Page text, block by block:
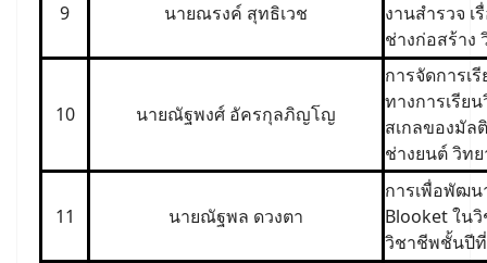
9 นายณรงค์ สุทธิเวช
งานสำรวจ
ช่างก่อสร้าง
10 นายณัฐพงศ์ อัครกุลภิญโญ
การจัดการเ
ทางการเรีย
สเกลของมัล
ช่างยนต์ วิท
11 นายณัฐพล ดวงตา
การเพื่อพัฒน
Blooket ใน
วิชาชีพชั้นปีที่